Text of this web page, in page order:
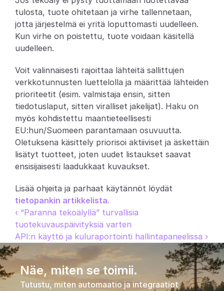
tulosta, tuote ohitetaan ja virhe tallennetaan,
jotta järjestelmä ei yritä loputtomasti uudelleen.
Kun virhe on poistettu, tuote voidaan käsitellä
uudelleen.
Voit valinnaisesti rajoittaa lähteitä sallittujen
verkkotunnusten luettelolla ja määrittää lähteiden
prioriteetit (esim. valmistaja ensin, sitten
tiedotuslaput, sitten viralliset jakelijat). Haku on
myös kohdistettu maantieteellisesti
EU:hun/Suomeen parantamaan osuvuutta.
Oletuksena käsittely priorisoi aktiiviset ja äskettäin
lisätyt tuotteet, joten uudet listaukset saavat
ensisijaisesti laadukkaat kuvaukset.
tietopankin artikkelista.
‹ “Paranna tekoälyllä” turvallisia
tuotekuvauspäivityksiä varten
API:n käyttö ja kuluraportointi hallintapaneelissa ›
Näe, miten se toimii.
Tutustu, miten automaatio ja integraatiot